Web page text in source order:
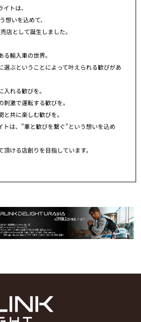
トは、
想いを込めて、
店として誕生しました。
輸入車の世界。
選ぶということによって叶えられる歓びがあ
れる歓びを。
激で運転する歓びを。
共に楽しむ歓びを。
トは、”車と歓びを繋ぐ”という想いを込め
ける店創りを目指しています。